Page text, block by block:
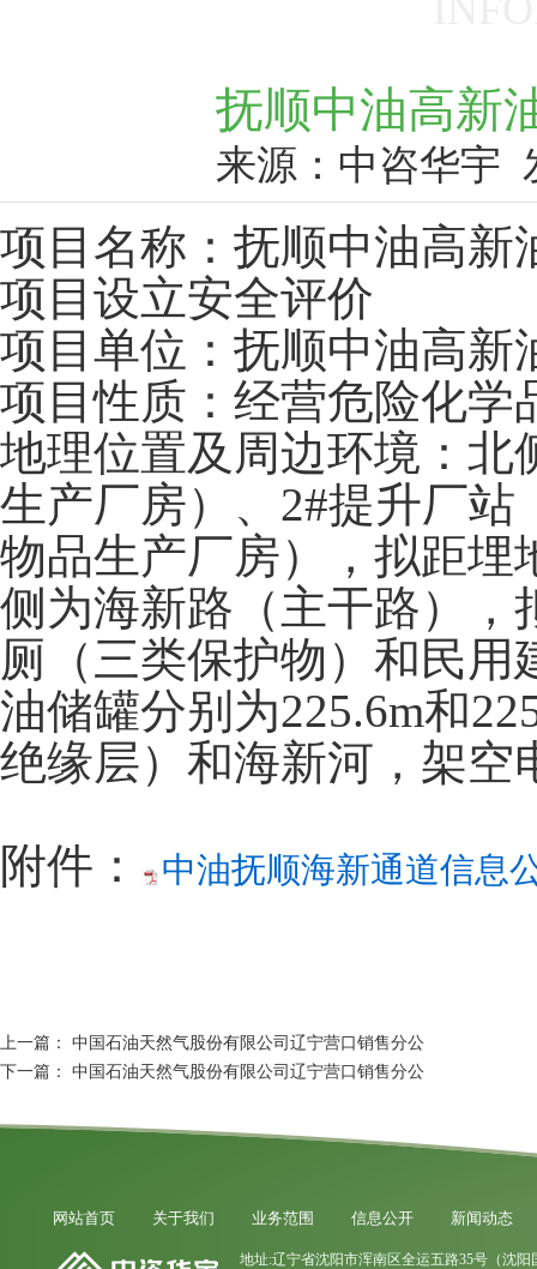
抚顺中油高新
来源：中咨华宇
项目名称：抚顺中油高新
项目设立安全评价
项目单位：抚顺中油高新
项目性质：经营危险化学
地理位置及周边环境：北
生产厂房）、2#提升厂
物品生产厂房），拟距埋
侧为海新路（主干路），
厕（三类保护物）和民
油储罐分别为225.6m和
绝缘层）和海新河，架空
附件：
中油抚顺海新通道信息
上一篇： 中国石油天然气股份有限公司辽宁营口销售分公
下一篇： 中国石油天然气股份有限公司辽宁营口销售分公
网站首页 关于我们 业务范围 信息公开 新闻动态
地址:辽宁省沈阳市浑南区全运五路35号（沈阳